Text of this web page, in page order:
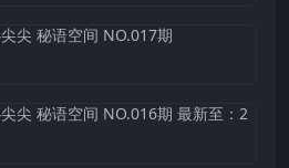
尖 秘语空间 NO.017期
尖 秘语空间 NO.016期 最新至：2